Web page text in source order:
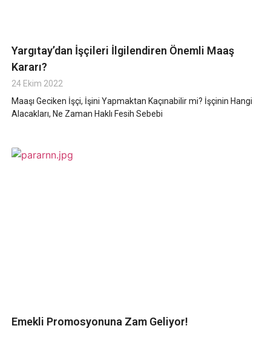
Yargıtay’dan İşçileri İlgilendiren Önemli Maaş
Kararı?
24 Ekim 2022
Maaşı Geciken İşçi, İşini Yapmaktan Kaçınabilir mi? İşçinin Hangi
Alacakları, Ne Zaman Haklı Fesih Sebebi
Emekli Promosyonuna Zam Geliyor!